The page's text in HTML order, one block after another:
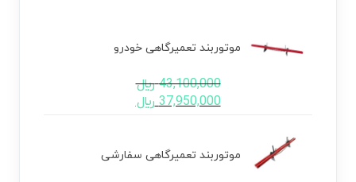
موتوربند تعمیرگاهی خودرو
43,100,000 ﷼
37,950,000 ﷼
موتوربند تعمیرگاهی سفارشی